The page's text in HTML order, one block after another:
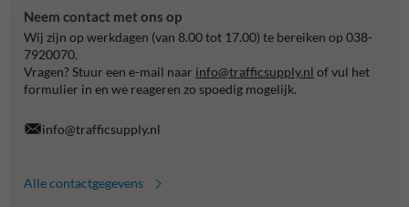
Neem contact met ons op
Wij zijn op werkdagen (van 8.00 tot 17.00) te bereiken op 038-
7920070.
Vragen? Stuur een e-mail naar info@trafficsupply.nl of vul het
formulier in en we reageren zo spoedig mogelijk.
info@trafficsupply.nl
Alle contactgegevens